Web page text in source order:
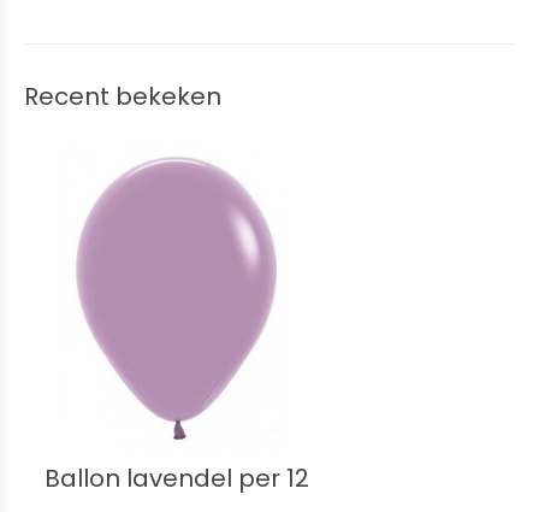
Recent bekeken
Ballon lavendel per 12